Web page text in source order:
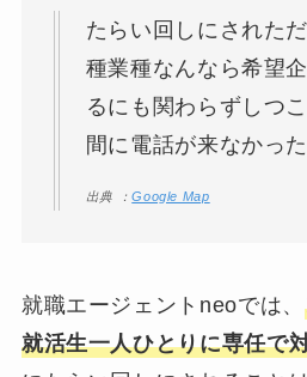
たらい回しにされた
種業種なんなら希望
るにも関わらずしつ
間に電話が来なかっ
出典 ：Google Map
就職エージェントneoでは、
就活生一人ひとりに専任で